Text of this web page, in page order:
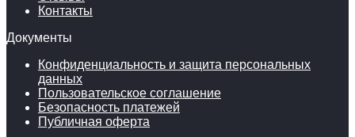
Контакты
Документы
Конфиденциальность и защита персональных
данных
Пользовательское соглашение
Безопасность платежей
Публичная оферта